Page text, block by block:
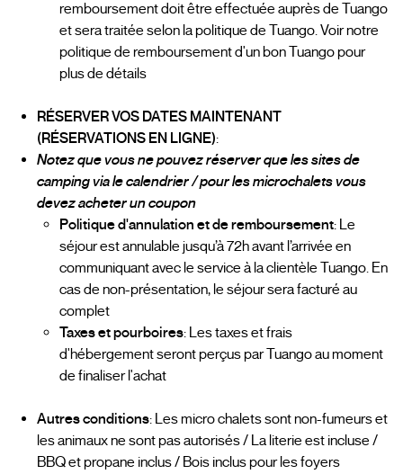
remboursement doit être effectuée auprès de Tuango
et sera traitée selon la politique de Tuango. Voir notre
politique de remboursement d'un bon Tuango pour
plus de détails
RÉSERVER VOS DATES MAINTENANT
(RÉSERVATIONS EN LIGNE):
Notez que vous ne pouvez réserver que les sites de
camping via le calendrier / pour les microchalets vous
devez acheter un coupon
Politique d'annulation et de remboursement: Le
séjour est annulable jusqu’à 72h avant l’arrivée en
communiquant avec le service à la clientèle Tuango. En
cas de non-présentation, le séjour sera facturé au
complet
Taxes et pourboires: Les taxes et frais
d'hébergement seront perçus par Tuango au moment
de finaliser l'achat
Autres conditions: Les micro chalets sont non-fumeurs et
les animaux ne sont pas autorisés / La literie est incluse /
BBQ et propane inclus / Bois inclus pour les foyers